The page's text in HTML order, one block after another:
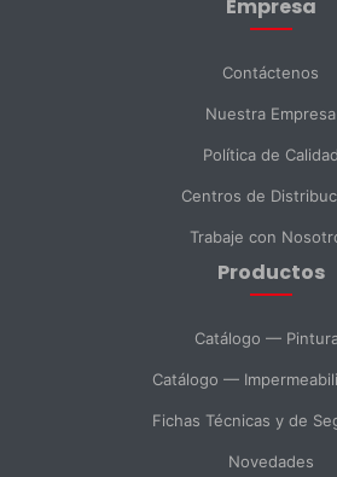
Empresa
Contáctenos
Nuestra Empresa
Política de Calidad
Centros de
Trabaje con
Productos
Catálogo —
Catálogo —
Fichas Técnicas y de
Novedades